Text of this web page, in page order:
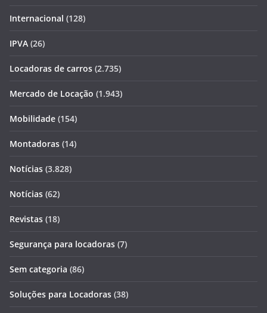
Internacional (128)
IPVA (26)
Locadoras de carros (2.735)
Mercado de Locação (1.943)
Mobilidade (154)
Montadoras (14)
Notícias (3.828)
Notícias (62)
Revistas (18)
Segurança para locadoras (7)
Sem categoria (86)
Soluções para Locadoras (38)